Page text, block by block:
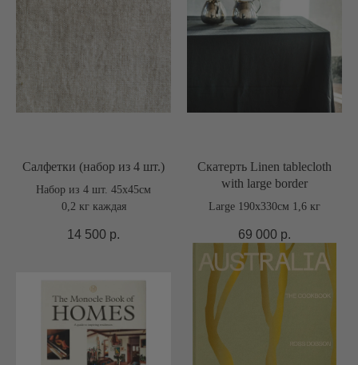
Салфетки (набор из 4 шт.)
Набор из 4 шт. 45x45см
0,2 кг каждая
14 500 р.
Скатерть Linen tablecloth
with large border
Large 190x330см 1,6 кг
69 000 р.